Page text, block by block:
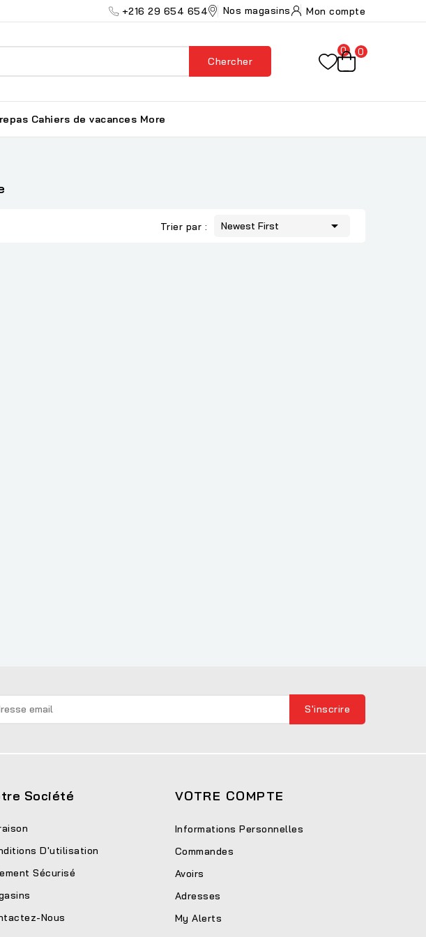
+216 29 654 654 Nos magasins Mon compte
Chercher
0 0
Cahiers de vacances More
Trier par : Newest First 
Société
D'utilisation
Sécurisé
Nous
VOTRE COMPTE
Informations Personnelles
Commandes
Avoirs
Adresses
My Alerts